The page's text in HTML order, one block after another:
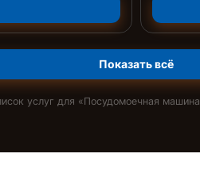
Показать всё
услуг для «Посудомоечная машина